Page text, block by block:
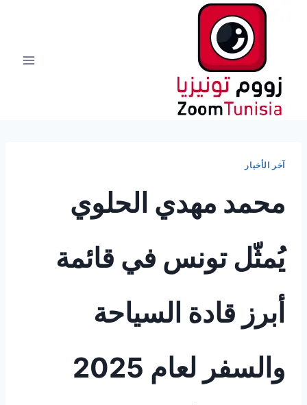
آخر الأخبار
محمد مهدي الحلوي
يُمثّل تونس في قائمة
أبرز قادة السياحة
والسفر لعام 2025